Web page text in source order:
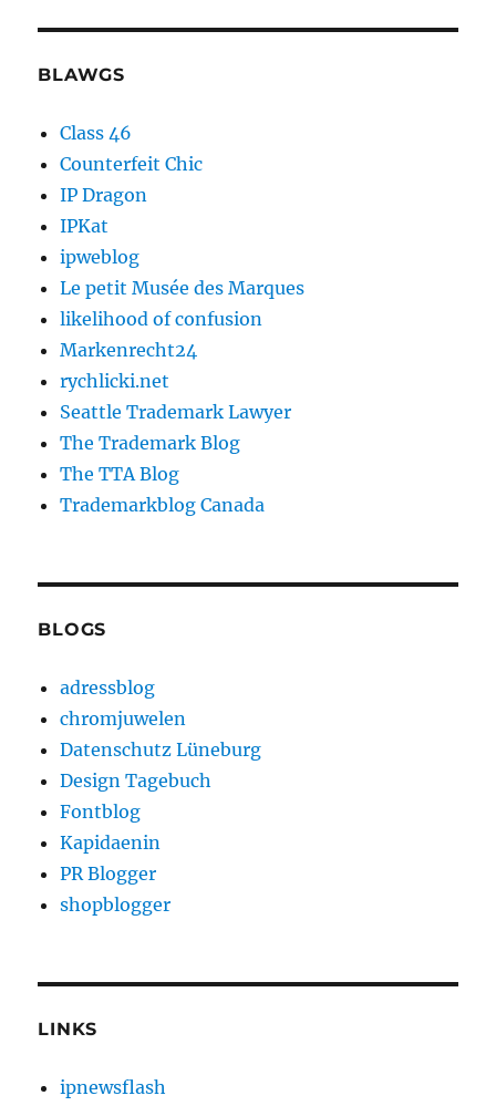
BLAWGS
Class 46
Counterfeit Chic
IP Dragon
IPKat
ipweblog
Le petit Musée des Marques
likelihood of confusion
Markenrecht24
rychlicki.net
Seattle Trademark Lawyer
The Trademark Blog
The TTA Blog
Trademarkblog Canada
BLOGS
adressblog
chromjuwelen
Datenschutz Lüneburg
Design Tagebuch
Fontblog
Kapidaenin
PR Blogger
shopblogger
LINKS
ipnewsflash